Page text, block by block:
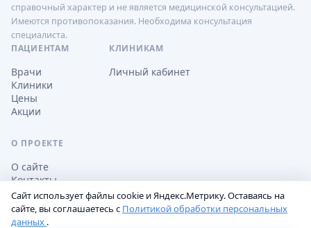
справочный характер и не является медицинской консультацией.
Имеются противопоказания. Необходима консультация
специалиста.
ПАЦИЕНТАМ
Врачи
Клиники
Цены
Акции
КЛИНИКАМ
Личный кабинет
О ПРОЕКТЕ
О сайте
Контакты
Сайт использует файлы cookie и Яндекс.Метрику. Оставаясь на
сайте, вы соглашаетесь с Политикой обработки персональных
данных .